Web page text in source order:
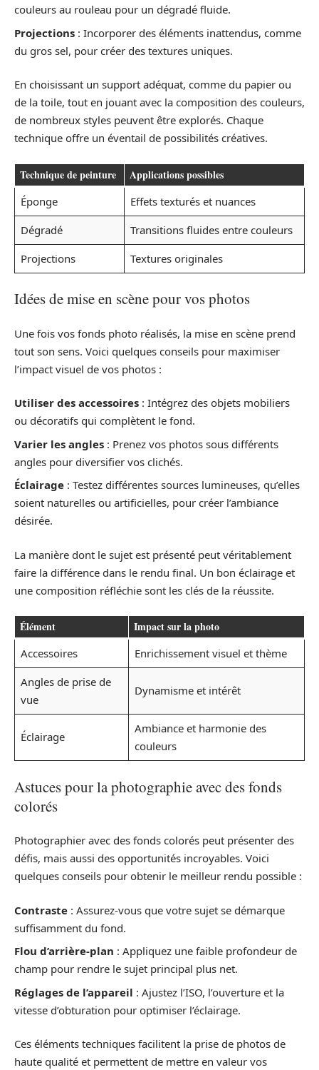
couleurs au rouleau pour un dégradé fluide.
Projections : Incorporer des éléments inattendus, comme
du gros sel, pour créer des textures uniques.
En choisissant un support adéquat, comme du papier ou
de la toile, tout en jouant avec la composition des couleurs,
de nombreux styles peuvent être explorés. Chaque
technique offre un éventail de possibilités créatives.
Technique de peinture Applications possibles
Éponge
Effets texturés et nuances
Dégradé
Transitions fluides entre couleurs
Projections
Textures originales
Idées de mise en scène pour vos photos
Une fois vos fonds photo réalisés, la mise en scène prend
tout son sens. Voici quelques conseils pour maximiser
l’impact visuel de vos photos :
Utiliser des accessoires : Intégrez des objets mobiliers
ou décoratifs qui complètent le fond.
Varier les angles : Prenez vos photos sous différents
angles pour diversifier vos clichés.
Éclairage : Testez différentes sources lumineuses, qu’elles
soient naturelles ou artificielles, pour créer l’ambiance
désirée.
La manière dont le sujet est présenté peut véritablement
faire la différence dans le rendu final. Un bon éclairage et
une composition réfléchie sont les clés de la réussite.
Élément Impact sur la photo
Accessoires
Enrichissement visuel et thème
Angles de prise de
vue
Dynamisme et intérêt
Éclairage
Ambiance et harmonie des
couleurs
Astuces pour la photographie avec des fonds
colorés
Photographier avec des fonds colorés peut présenter des
défis, mais aussi des opportunités incroyables. Voici
quelques conseils pour obtenir le meilleur rendu possible :
Contraste : Assurez-vous que votre sujet se démarque
suffisamment du fond.
Flou d’arrière-plan : Appliquez une faible profondeur de
champ pour rendre le sujet principal plus net.
Réglages de l’appareil : Ajustez l’ISO, l’ouverture et la
vitesse d’obturation pour optimiser l’éclairage.
Ces éléments techniques facilitent la prise de photos de
haute qualité et permettent de mettre en valeur vos